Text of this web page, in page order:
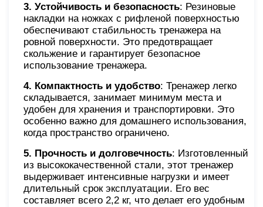
3. Устойчивость и безопасность: Резиновые
накладки на ножках с рифленой поверхностью
обеспечивают стабильность тренажера на
ровной поверхности. Это предотвращает
скольжение и гарантирует безопасное
использование тренажера.
4. Компактность и удобство: Тренажер легко
складывается, занимает минимум места и
удобен для хранения и транспортировки. Это
особенно важно для домашнего использования,
когда пространство ограничено.
5. Прочность и долговечность: Изготовленный
из высококачественной стали, этот тренажер
выдерживает интенсивные нагрузки и имеет
длительный срок эксплуатации. Его вес
составляет всего 2,2 кг, что делает его удобным